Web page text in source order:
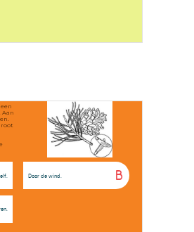
Aan
B
Door de wind.